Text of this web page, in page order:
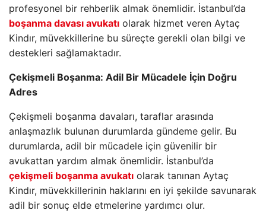
profesyonel bir rehberlik almak önemlidir. İstanbul’da
boşanma davası avukatı olarak hizmet veren Aytaç
Kindır, müvekkillerine bu süreçte gerekli olan bilgi ve
destekleri sağlamaktadır.
Çekişmeli Boşanma: Adil Bir Mücadele İçin Doğru
Adres
Çekişmeli boşanma davaları, taraflar arasında
anlaşmazlık bulunan durumlarda gündeme gelir. Bu
durumlarda, adil bir mücadele için güvenilir bir
avukattan yardım almak önemlidir. İstanbul’da
çekişmeli boşanma avukatı olarak tanınan Aytaç
Kindır, müvekkillerinin haklarını en iyi şekilde savunarak
adil bir sonuç elde etmelerine yardımcı olur.